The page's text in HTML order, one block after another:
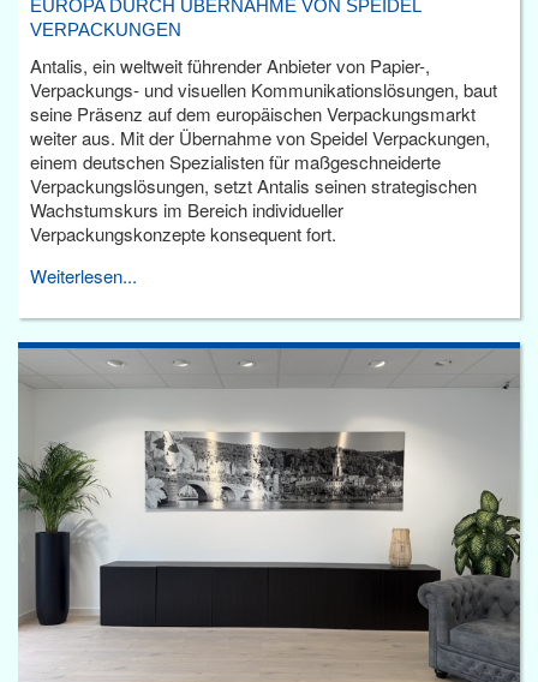
EUROPA DURCH ÜBERNAHME VON SPEIDEL
VERPACKUNGEN
Antalis, ein weltweit führender Anbieter von Papier-,
Verpackungs- und visuellen Kommunikationslösungen, baut
seine Präsenz auf dem europäischen Verpackungsmarkt
weiter aus. Mit der Übernahme von Speidel Verpackungen,
einem deutschen Spezialisten für maßgeschneiderte
Verpackungslösungen, setzt Antalis seinen strategischen
Wachstumskurs im Bereich individueller
Verpackungskonzepte konsequent fort.
Weiterlesen...